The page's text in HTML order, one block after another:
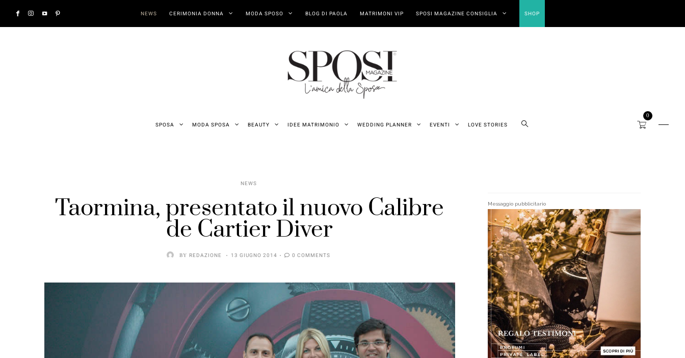
NEWS CERIMONIA DONNA MODA SPOSO BLOG DI PAOLA MATRIMONI VIP SPOSI MAGAZINE CONSIGLIA SHOP
SPOSA MODA SPOSA BEAUTY IDEE MATRIMONIO WEDDING PLANNER EVENTI LOVE STORIES
0
NEWS
Taormina, presentato il nuovo Calibre
de Cartier Diver
BY REDAZIONE 13 GIUGNO 2014 0 COMMENTS
Messaggio pubblicitario